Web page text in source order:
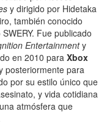
y dirigido por Hidetaka
también conocido
Fue publicado
Entertainmenty
en 2010 paraXbox
posteriormente para
por su estilo único que
y vida cotidiana
atmósfera que